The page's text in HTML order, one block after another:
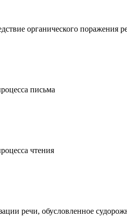
органического поражения
письма
чтения
речи, обусловленное